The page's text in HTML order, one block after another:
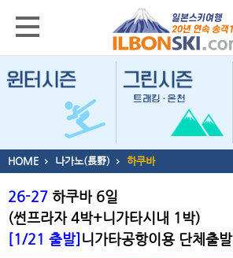
HOME 나가노(長野) 하쿠바
26-27 하쿠바 6일
(썬프라자 4박+니가타시내 1박)
[1/21 출발] 니가타공항이용 단체출발